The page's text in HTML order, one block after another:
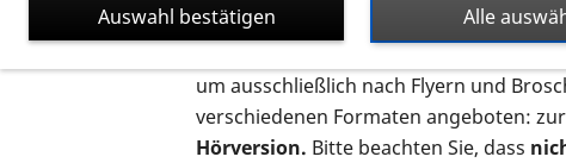
Auf dieser Seite finden Sie sämtliches
um ausschließlich nach Flyern und
verschiedenen Formaten angeboten: zur
Hörversion. Bitte beachten Sie, dass
Alle
Auswahl bestätigen